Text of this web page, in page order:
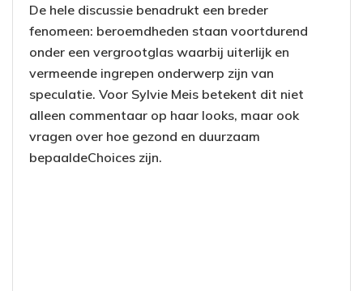
De hele discussie benadrukt een breder
fenomeen: beroemdheden staan voortdurend
onder een vergrootglas waarbij uiterlijk en
vermeende ingrepen onderwerp zijn van
speculatie. Voor Sylvie Meis betekent dit niet
alleen commentaar op haar looks, maar ook
vragen over hoe gezond en duurzaam
bepaaldeChoices zijn.